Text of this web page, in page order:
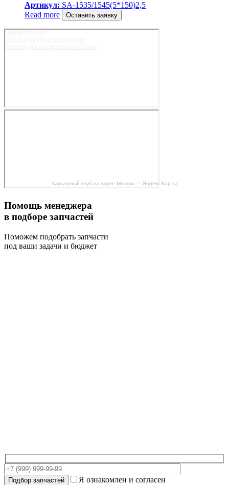
Артикул: SA-1535/1545(5*150)2,5
Read more
Оставить заявку
Карьерный клуб на карте Москвы — Яндекс Карты
Помощь менеджера
в подборе запчастей
Поможем подобрать запчасти
под ваши задачи и бюджет
Я ознакомлен и согласен